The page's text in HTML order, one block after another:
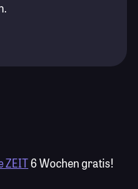
ZEIT6 Wochen gratis!